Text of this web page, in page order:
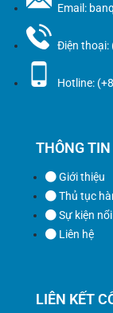
Email:
Điện thoại:
Hotline:
THÔNG TIN
Giới thiệu
Thủ tục
Sự kiện
Liên hệ
LIÊN KẾT